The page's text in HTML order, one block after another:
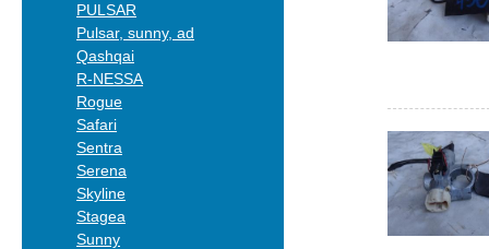
PULSAR
Pulsar, sunny, ad
Qashqai
R-NESSA
Rogue
Safari
Sentra
Serena
Skyline
Stagea
Sunny